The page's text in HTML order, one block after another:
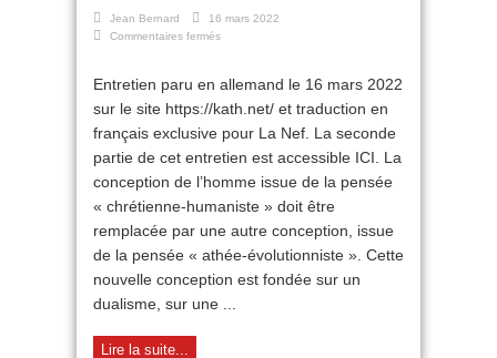
Jean Bernard
16 mars 2022
Commentaires fermés
conception
athée-
de
l’homme
»
Entretien paru en allemand le 16 mars 2022
sur le site https://kath.net/ et traduction en
français exclusive pour La Nef. La seconde
partie de cet entretien est accessible ICI. La
conception de l’homme issue de la pensée
« chrétienne-humaniste » doit être
remplacée par une autre conception, issue
de la pensée « athée-évolutionniste ». Cette
nouvelle conception est fondée sur un
dualisme, sur une ...
Lire la suite...